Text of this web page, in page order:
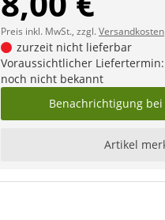
Preis inkl. MwSt., zzgl.Versandkosten
zurzeit nicht lieferbar
Voraussichtlicher Liefertermin:
noch nicht bekannt
Benachrichtigung
Artikel